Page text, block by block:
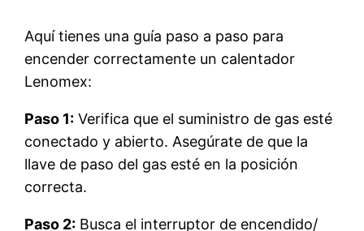
Aquí tienes una guía paso a paso para
encender correctamente un calentador
Lenomex:
Paso 1: Verifica que el suministro de gas esté
conectado y abierto. Asegúrate de que la
llave de paso del gas esté en la posición
correcta.
Paso 2: Busca el interruptor de encendido/